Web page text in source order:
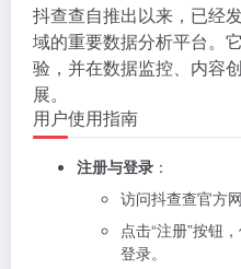
抖查查自推出以来，已经
域的重要数据分析平台。
验，并在数据监控、内容
展。
用户使用指南
注册与登录 ：
访问抖查查官方网
点击“注册”按钮
登录。